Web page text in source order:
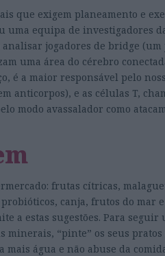
que exigem planeamento e
uma equipa de investigadores
analisar jogadores de bridge
uma área do cérebro
é a maior responsável pelo
anticorpos), e as células T,
modo avassalador como
frutas cítricas,
canja, frutos do mar
a estas sugestões. Para
minerais, “pinte” os seus
mais água e não abuse da